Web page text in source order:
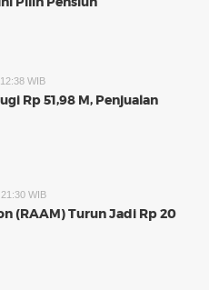
WIB
Rp 51,98 M, Penjualan
WIB
(RAAM) Turun Jadi Rp 20